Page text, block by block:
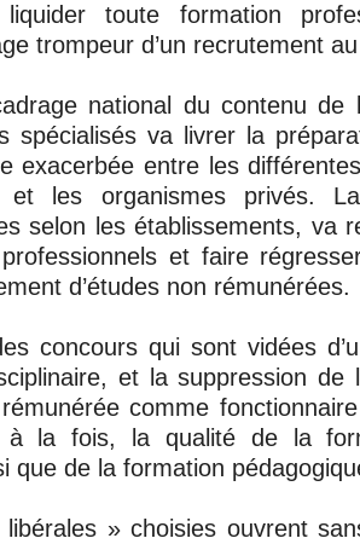
toute formation
trompeur d’un recrutement
national du contenu
spécialisés va livrer la
exacerbée entre les
et les organismes privés.
selon les établissements, va
et faire
d’études non rémunérées.
concours qui sont vidées
et la suppression de
comme
la fois, la qualité de la
que de la formation
» choisies ouvrent